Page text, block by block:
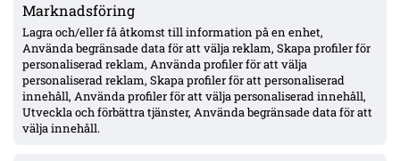
Marknadsföring
Lagra och/eller få åtkomst till information på en enhet,
Använda begränsade data för att välja reklam, Skapa profiler för
personaliserad reklam, Använda profiler för att välja
personaliserad reklam, Skapa profiler för att personaliserad
innehåll, Använda profiler för att välja personaliserad innehåll,
Utveckla och förbättra tjänster, Använda begränsade data för att
välja innehåll.
Officiellt: Kalmar FF lånar ut Abdi Sabriye till FF Jaro –
säsongen ut
Officiellt: Degerfors värvar Karim Boutera – kontrakt till
sommaren 2030, spelklar mot Malmö